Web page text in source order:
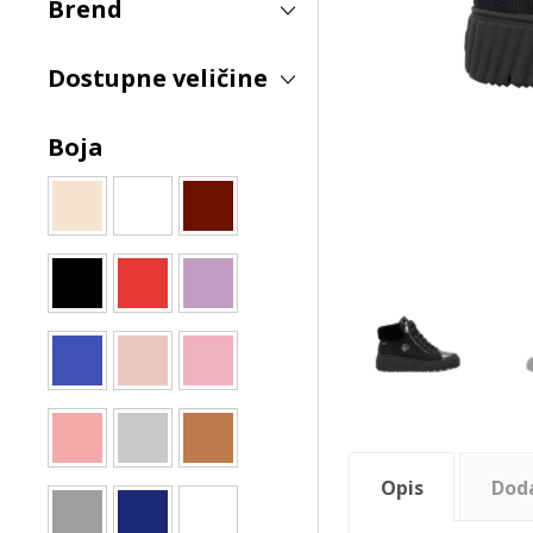
Opis
Brend
Dostupne veličine
Boja